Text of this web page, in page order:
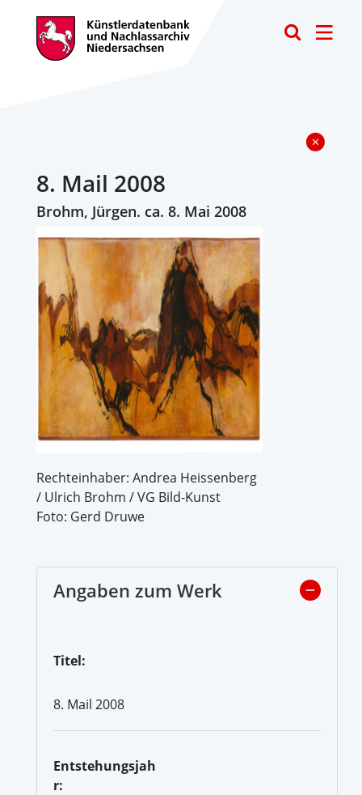
8. Mail 2008
Brohm, Jürgen. ca. 8. Mai 2008
Rechteinhaber: Andrea Heissenberg
/ Ulrich Brohm / VG Bild-Kunst
Foto: Gerd Druwe
Angaben zum Werk
Titel:
8. Mail 2008
Entstehungsjah
r: